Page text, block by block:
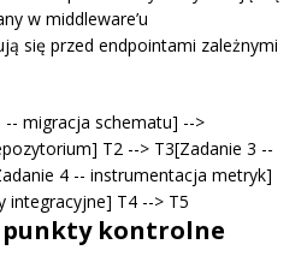
w middleware’u
się przed endpointami zależnymi
migracja schematu] -->
T2 --> T3[Zadanie 3 --
4 -- instrumentacja metryk]
integracyjne] T4 --> T5
kontrolne